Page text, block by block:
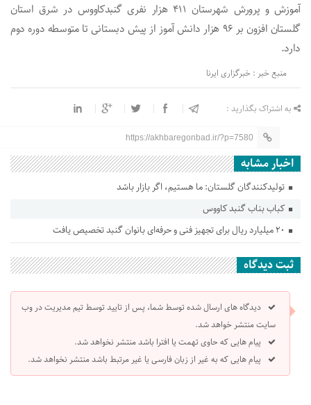
آموزش و پرورش شهرستان ۴۱۱ هزار نفری گنبدکاووس در شرق استان
گلستان افزون بر ۹۶ هزار دانش آموز از پیش دبستانی تا متوسطه دوره دوم
دارد.
منبع خبر : خبرگزاری ایرنا
به اشتراک بگذارید :
https://akhbaregonbad.ir/?p=7580
اخبار مشابه
تولیدکنندگان گلستان: ما هستیم، اگر بازار باشد
کباب بناب گنبد کاووس
ثبت دیدگاه
دیدگاه های ارسال شده توسط شما، پس از تایید توسط تیم مدیریت در وب
سایت منتشر خواهد شد.
پیام هایی که حاوی تهمت یا افترا باشد منتشر نخواهد شد.
پیام هایی که به غیر از زبان فارسی یا غیر مرتبط باشد منتشر نخواهد شد.